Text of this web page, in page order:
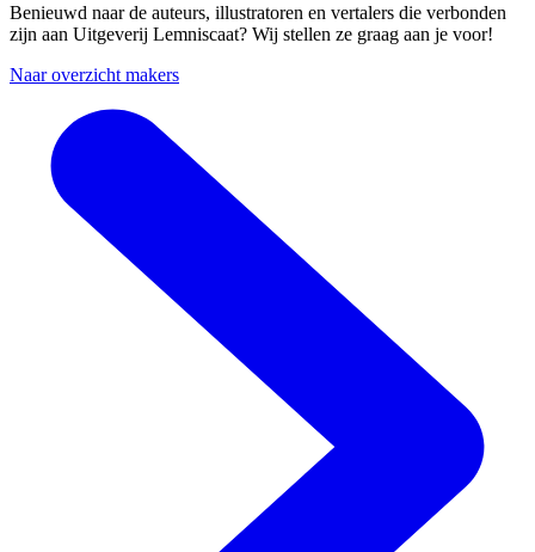
Benieuwd naar de auteurs, illustratoren en vertalers die verbonden
zijn aan Uitgeverij Lemniscaat? Wij stellen ze graag aan je voor!
Naar overzicht makers